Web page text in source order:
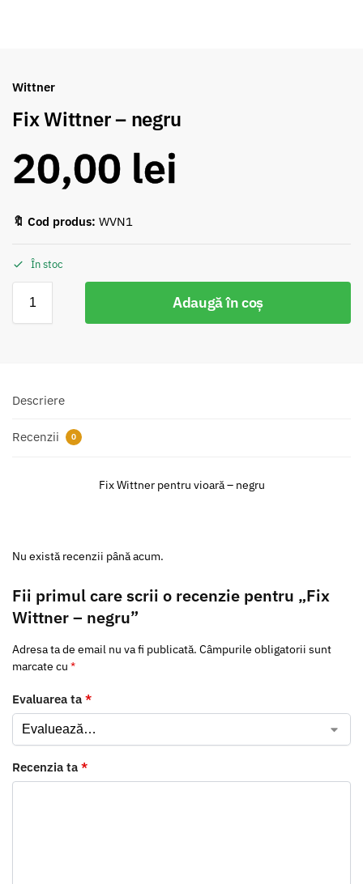
Wittner
Fix Wittner – negru
20,00 lei
🔖 Cod produs: WVN1
În stoc
Adaugă în coș
Descriere
Recenzii 0
Fix Wittner pentru vioară – negru
Nu există recenzii până acum.
Fii primul care scrii o recenzie pentru „Fix
Wittner – negru”
Adresa ta de email nu va fi publicată. Câmpurile obligatorii sunt
marcate cu *
Evaluarea ta *
Recenzia ta *